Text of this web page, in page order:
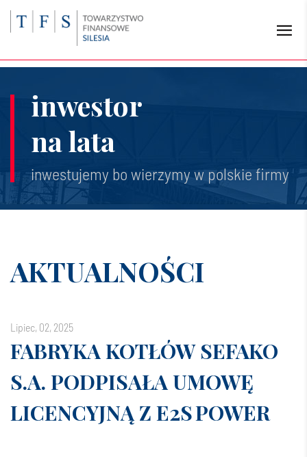
inwestor
na lata
inwestujemy bo wierzymy w polskie firmy
AKTUALNOŚCI
lipiec, 02, 2025
FABRYKA KOTŁÓW SEFAKO
S.A. PODPISAŁA UMOWĘ
LICENCYJNĄ Z E2S POWER